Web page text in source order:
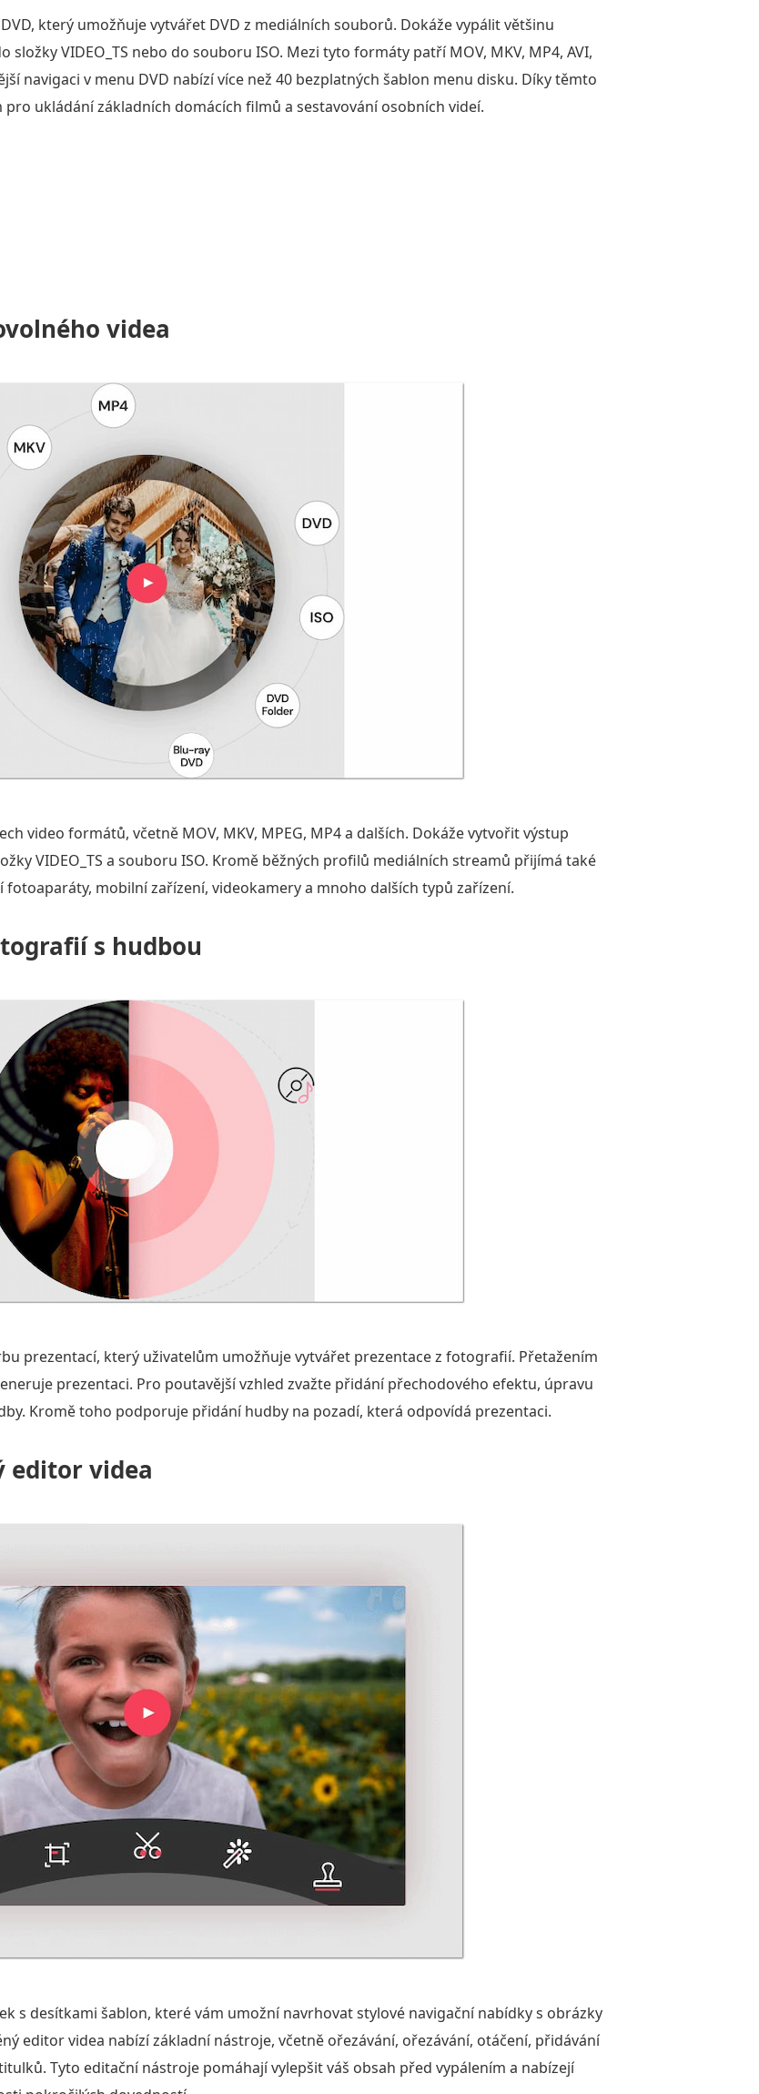
který umožňuje vytvářet DVD z mediálních souborů. Dokáže vypálit většinu
VIDEO_TS nebo do souboru ISO. Mezi tyto formáty patří MOV, MKV, MP4, AVI,
navigaci v menu DVD nabízí více než 40 bezplatných šablon menu disku. Díky těmto
ukládání základních domácích filmů a sestavování osobních videí.
videa
video formátů, včetně MOV, MKV, MPEG, MP4 a dalších. Dokáže vytvořit výstup
VIDEO_TS a souboru ISO. Kromě běžných profilů mediálních streamů přijímá také
mobilní zařízení, videokamery a mnoho dalších typů zařízení.
s hudbou
prezentací, který uživatelům umožňuje vytvářet prezentace z fotografií. Přetažením
prezentaci. Pro poutavější vzhled zvažte přidání přechodového efektu, úpravu
Kromě toho podporuje přidání hudby na pozadí, která odpovídá prezentaci.
editor videa
s desítkami šablon, které vám umožní navrhovat stylové navigační nabídky s obrázky
editor videa nabízí základní nástroje, včetně ořezávání, ořezávání, otáčení, přidávání
Tyto editační nástroje pomáhají vylepšit váš obsah před vypálením a nabízejí